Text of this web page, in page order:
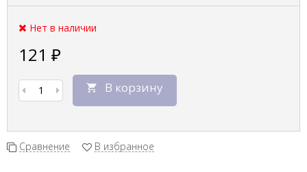
Нет в наличии
121 ₽
В корзину
Сравнение В избранное